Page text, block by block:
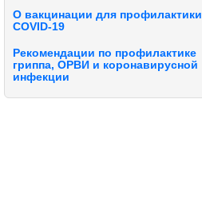
О вакцинации для профилактики
COVID-19
Рекомендации по профилактике
гриппа, ОРВИ и коронавирусной
инфекции